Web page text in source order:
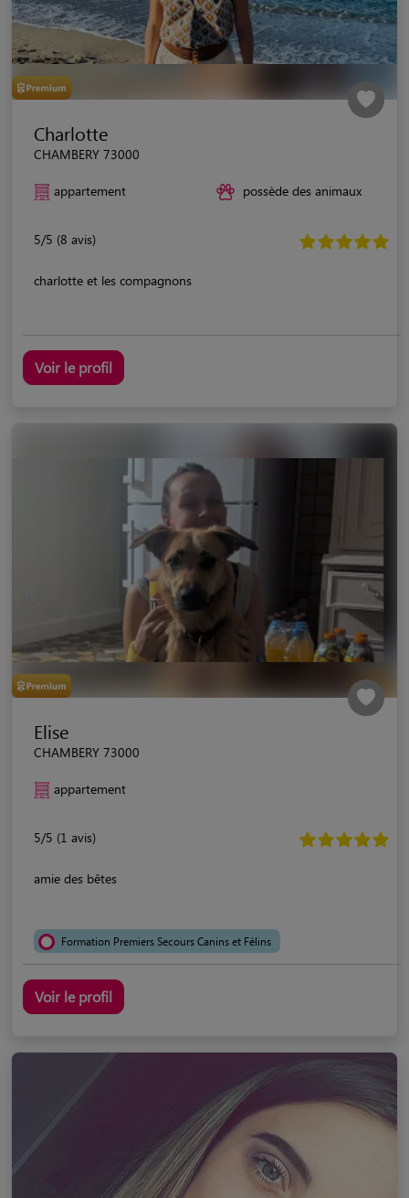
Charlotte
CHAMBERY 73000
appartement possède des animaux
5/5 (8 avis)
charlotte et les compagnons
Voir le profil
Elise
CHAMBERY 73000
appartement
5/5 (1 avis)
amie des bêtes
Formation Premiers Secours Canins et Félins
Voir le profil